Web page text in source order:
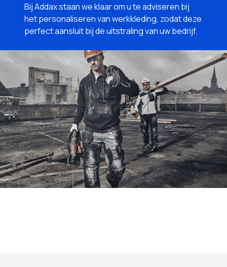
Bij Addax staan we klaar om u te adviseren bij
het personaliseren van werkkleding, zodat deze
perfect aansluit bij de uitstraling van uw bedrijf.